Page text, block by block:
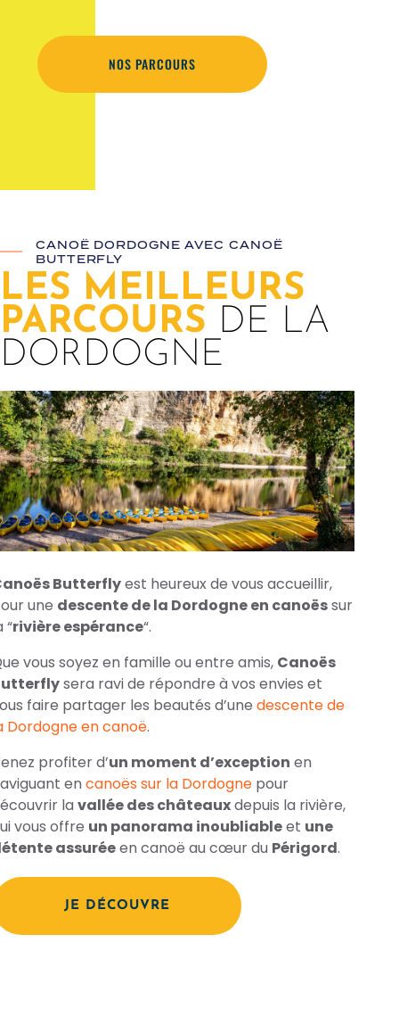
NOS PARCOURS
CANOË DORDOGNE AVEC CANOË
BUTTERFLY
LES MEILLEURS
PARCOURS DE LA
DORDOGNE
Butterflyest heureux de vous accueillir,
une descente de la Dordogne en canoëssur
“rivière espérance“.
vous soyez en famille ou entre amis, Canoës
sera ravi de répondre à vos envies et
faire partager les beautés d’une descente de
Dordogne en canoë.
profiter d’un moment d’exception en
en canoës sur la Dordogne pour
la vallée des châteauxdepuis la rivière,
vous offre un panorama inoubliableet une
assuréeen canoë au cœur du Périgord.
JE DÉCOUVRE